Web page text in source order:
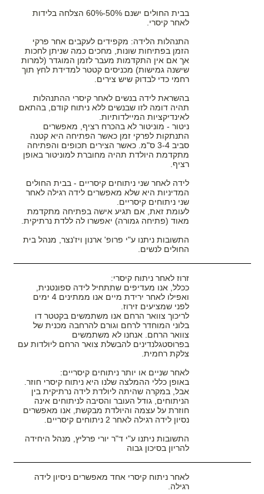
בבית החולים ישנם 50%-60% הצלחה בלידות
לאחר קיסרי.
התנהלות הלידה: מקפידים לעקבים אחר פרקי
הזמן בפתיחות שונות, מחכים כמה שניתן לחכות
אך אם אין התקדמות מעבר לזמן המוגדר (למרות
שישנה גמישות) מכניסים קטטר למדידת לחץ תוך
רחמי כדי לבדוק שיש צירים.
בהשראת לידה בנשים לאחר קיסרי ההתנהלות
תהיה דומה לזו שבנשים ללא ניתוח קודם, בהתאם
לאינדיקציות המיילדותיות.
ניטור - מוניטור לא בהכרח רציף, מאפשרים
התנתקות לפרקי זמן כאשר הפתיחה היא קטנה
סביב 3-4 ס"מ. כאשר הצירים תכופים והפתיחה
מתקדמת היולדת תהיה מחוברת למוניטור באופן
רציף.
לידה לאחר שני ניתוחים קיסריים - בבית החולים
המדיניות היא שלא מאפשרים לידה רגילה לאחר
שני ניתוחים קיסריים.
לעומת זאת, אם תגיע אישה בפתיחה מתקדמת
מאוד (פתיחה גמורה) יאפשרו לה ללדת נרתיקית.
התשובות ניתנו ע"י פרופ' ארנון ויז'נצר, מנהל בית
החולים לנשים.
זרוז לאחר ניתוח קיסרי:
ככלל, אנו מעדיפים שתתחיל לידה ספונטנית,
ואפילו לאחר ירידת מיים אנו ממתינים 4 ימים
לפני שמציעים זירוז.
לריכוך צוואר הרחם אנו משתמשים בקטטר דו
בלוני המוחדר לרחם וגורם להרחבה מכנית של
צוואר הרחם. אנחנו לא משתמשים
בפרוסטגלנדינים להבשלת צואר הרחם ליולדות עם
צלקת רחמית.
לאחר שניים או יותר ניתוחים קיסריים:
באופן כללי ההמלצה שלנו היא ניתוח קיסרי חוזר.
אבל, במקרה שהיתה ליולדת לידה נרתיקית בין
הניתוחים, גודל העובר והסיבה לניתוחים אינה
חוזרת על עצמה והיולדת מבקשת, אנו מאפשרים
נסיון לידה רגילה לאחר 2 ניתוחים קיסריים.
התשובות ניתנו ע"י ד"ר יורי פרליץ, מנהל היחידה
להריון בסיכון גבוה
לאחר ניתוח קיסרי אחד מאפשרים ניסיון לידה
רגילה.